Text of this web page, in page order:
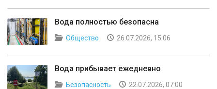
Вода полностью безопасна
Общество 26.07.2026, 15:06
Вода прибывает ежедневно
Безопасность 22.07.2026, 07:00